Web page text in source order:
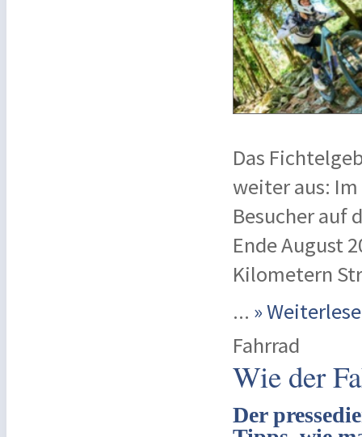
Das
weiter aus:
Besucher auf
Ende August
Kilometern
... »
Fahrrad
Wie der
Der